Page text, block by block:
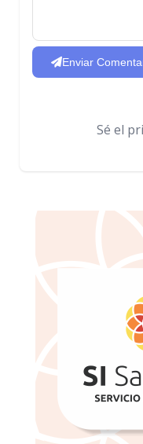
Enviar
Sé el